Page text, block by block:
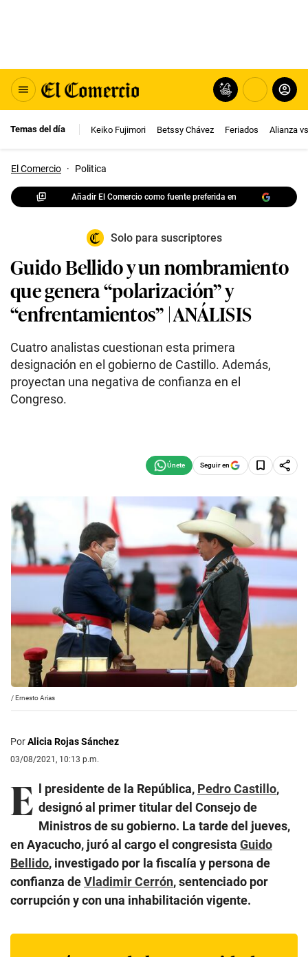
Temas del día Keiko Fujimori Betssy Chávez Feriados Alianza
El Comercio · Politica
Añadir El Comercio como fuente preferida en
Solo para suscriptores
Guido Bellido y un nombramiento
que genera “polarización” y
“enfrentamientos” | ANÁLISIS
Cuatro analistas cuestionan esta primera
designación en el gobierno de Castillo. Además,
proyectan una negativa de confianza en el
Congreso.
Seguir en
/Ernesto Arias
PorAlicia Rojas Sánchez
03/08/2021, 10:13 p.m.
E l presidente de la República, Pedro Castillo,
designó al primer titular del Consejo de
Ministros de su gobierno. La tarde del jueves,
en Ayacucho, juró al cargo el congresista Guido
Bellido, investigado por la fiscalía y persona de
confianza deVladimir Cerrón, sentenciado por
corrupción y con una inhabilitación vigente.